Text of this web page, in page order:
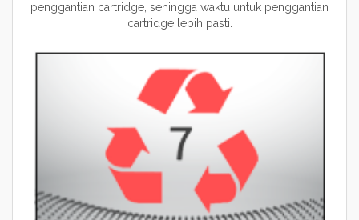
penggantian cartridge, sehingga waktu untuk penggantian
cartridge lebih pasti.